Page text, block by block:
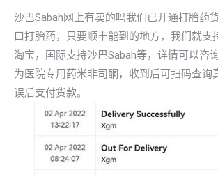
沙巴Sabah网上有卖的吗我们已开通打胎药
口打胎药，只要顺丰能到的地方，我们就支
淘宝，国际支持沙巴Sabah等，详情可以咨
为医院专用药米非司酮，收到后可扫码查询
误后支付货款。